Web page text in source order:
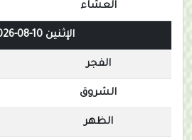
العشاء
الإثنين 10-08-2026
الفجر
الشروق
الظهر